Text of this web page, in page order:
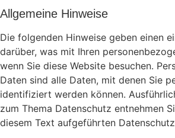
Allgemeine Hinweise
Die folgenden Hinweise geben einen
darüber, was mit Ihren
wenn Sie diese Website besuchen.
Daten sind alle Daten, mit denen Sie
identifiziert werden können.
zum Thema Datenschutz entnehmen
diesem Text aufgeführten